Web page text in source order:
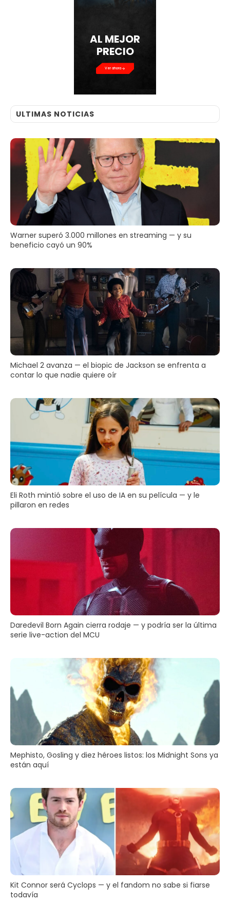
AL MEJOR
PRECIO
Ver ahora
ULTIMAS NOTICIAS
Warner superó 3.000 millones en streaming — y su
beneficio cayó un 90%
Michael 2 avanza — el biopic de Jackson se enfrenta a
contar lo que nadie quiere oír
Eli Roth mintió sobre el uso de IA en su película — y le
pillaron en redes
Daredevil Born Again cierra rodaje — y podría ser la última
serie live-action del MCU
Mephisto, Gosling y diez héroes listos: los Midnight Sons ya
están aquí
Kit Connor será Cyclops — y el fandom no sabe si fiarse
todavía